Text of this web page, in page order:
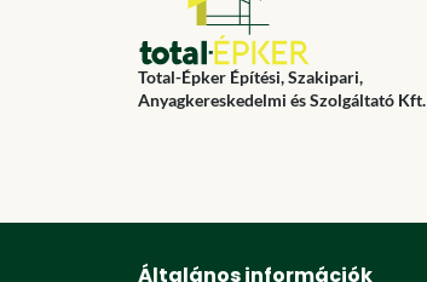
Total-Épker Építési, Szakipari,
Anyagkereskedelmi és Szolgáltató Kft.
Általános információk